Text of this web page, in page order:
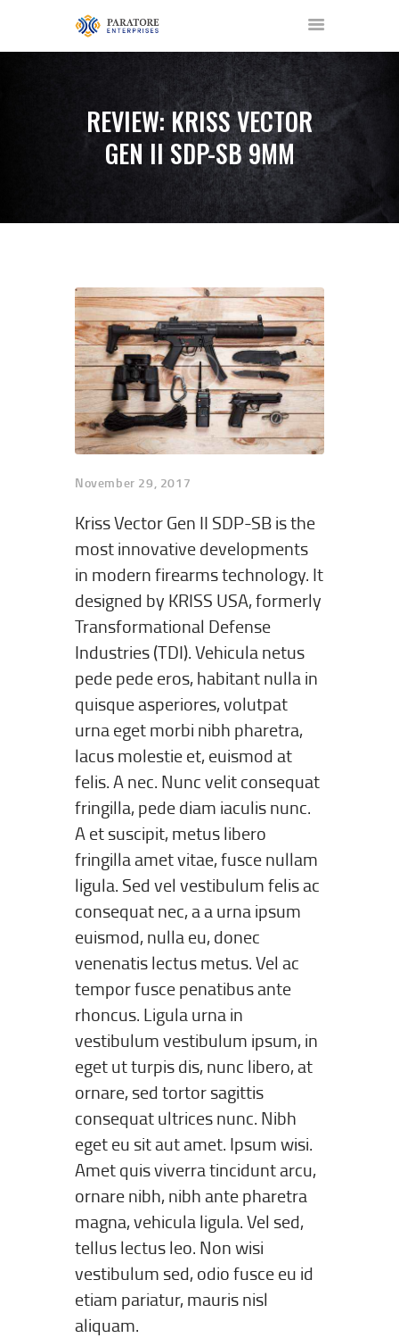
REVIEW: KRISS VECTOR
GEN II SDP-SB 9MM
HOME
NEWS
EVENTS
GALLERY
CONTACT US
November 29, 2017
Kriss Vector Gen II SDP-SB is the
most innovative developments
in modern firearms technology. It
designed by KRISS USA, formerly
Transformational Defense
Industries (TDI). Vehicula netus
pede pede eros, habitant nulla in
quisque asperiores, volutpat
urna eget morbi nibh pharetra,
lacus molestie et, euismod at
felis. A nec. Nunc velit consequat
fringilla, pede diam iaculis nunc.
A et suscipit, metus libero
fringilla amet vitae, fusce nullam
ligula. Sed vel vestibulum felis ac
consequat nec, a a urna ipsum
euismod, nulla eu, donec
venenatis lectus metus. Vel ac
tempor fusce penatibus ante
rhoncus. Ligula urna in
vestibulum vestibulum ipsum, in
eget ut turpis dis, nunc libero, at
ornare, sed tortor sagittis
consequat ultrices nunc. Nibh
eget eu sit aut amet. Ipsum wisi.
Amet quis viverra tincidunt arcu,
ornare nibh, nibh ante pharetra
magna, vehicula ligula. Vel sed,
tellus lectus leo. Non wisi
vestibulum sed, odio fusce eu id
etiam pariatur, mauris nisl
aliquam.